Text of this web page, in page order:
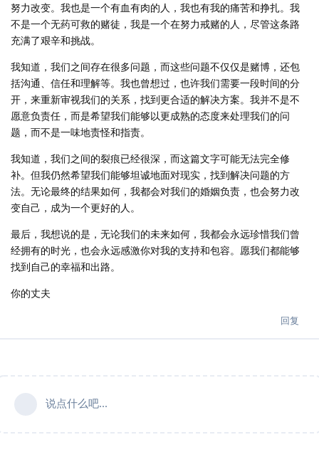
努力改变。我也是一个有血有肉的人，我也有我的痛苦和挣扎。我
不是一个无药可救的赌徒，我是一个在努力戒赌的人，尽管这条路
充满了艰辛和挑战。
我知道，我们之间存在很多问题，而这些问题不仅仅是赌博，还包
括沟通、信任和理解等。我也曾想过，也许我们需要一段时间的分
开，来重新审视我们的关系，找到更合适的解决方案。我并不是不
愿意负责任，而是希望我们能够以更成熟的态度来处理我们的问
题，而不是一味地责怪和指责。
我知道，我们之间的裂痕已经很深，而这篇文字可能无法完全修
补。但我仍然希望我们能够坦诚地面对现实，找到解决问题的方
法。无论最终的结果如何，我都会对我们的婚姻负责，也会努力改
变自己，成为一个更好的人。
最后，我想说的是，无论我们的未来如何，我都会永远珍惜我们曾
经拥有的时光，也会永远感激你对我的支持和包容。愿我们都能够
找到自己的幸福和出路。
你的丈夫
回复
说点什么吧...